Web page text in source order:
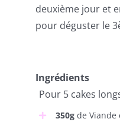
deuxième jour et
pour déguster le
Ingrédients
Pour 5 cakes
350gde Viande